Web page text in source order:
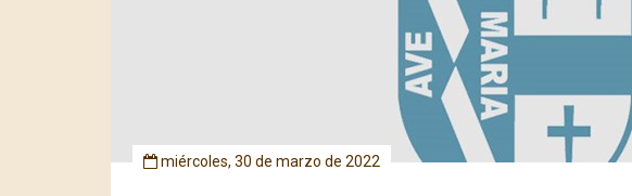
miércoles, 30 de marzo de 2022